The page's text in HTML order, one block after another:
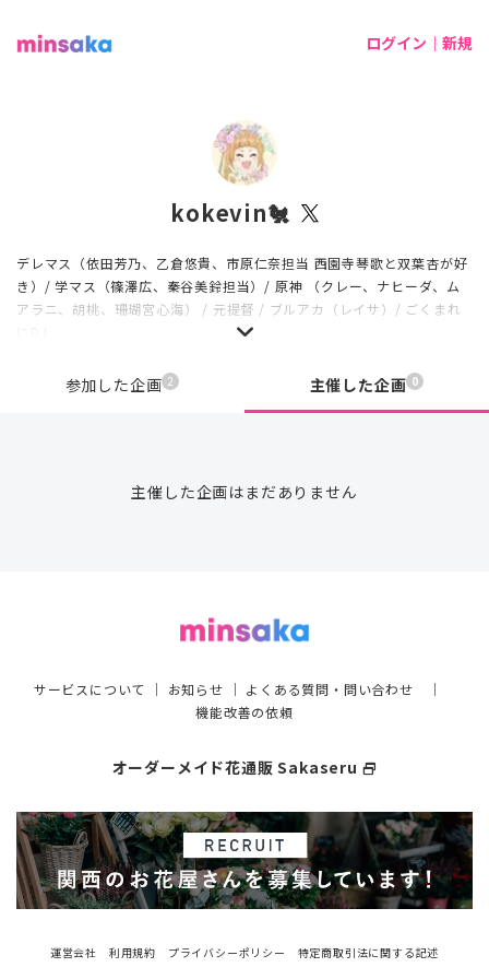
ログイン｜新規
kokevin🐔
デレマス（依田芳乃、乙倉悠貴、市原仁奈担当 西園寺琴歌と双葉杏が好
き）/ 学マス（篠澤広、秦谷美鈴担当）/ 原神 （クレー、ナヒーダ、ム
アラニ、胡桃、珊瑚宮心海） / 元提督 / ブルアカ（レイサ）/ ごくまれ
参加した企画 2 主催した企画 0
主催した企画はまだありません
サービスについて ｜ お知らせ ｜ よくある質問・問い合わせ ｜
機能改善の依頼
オーダーメイド花通販 Sakaseru select_window
運営会社 利用規約 プライバシーポリシー
特定商取引法に関する記述